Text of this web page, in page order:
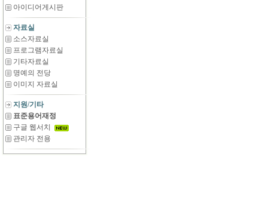
아이디어게시판
자료실
소스자료실
프로그램자료실
기타자료실
명예의 전당
이미지 자료실
지원/기타
표준용어재정
구글 웹서치
관리자 전용